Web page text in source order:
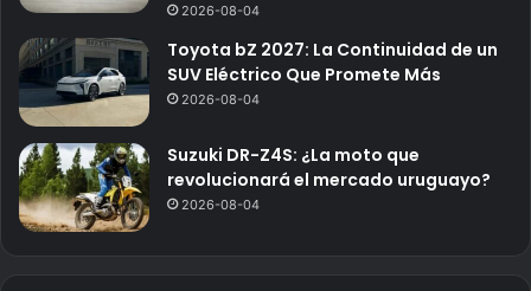
2026-08-04
Toyota bZ 2027: La Continuidad de un
SUV Eléctrico Que Promete Más
2026-08-04
Suzuki DR-Z4S: ¿La moto que
revolucionará el mercado uruguayo?
2026-08-04